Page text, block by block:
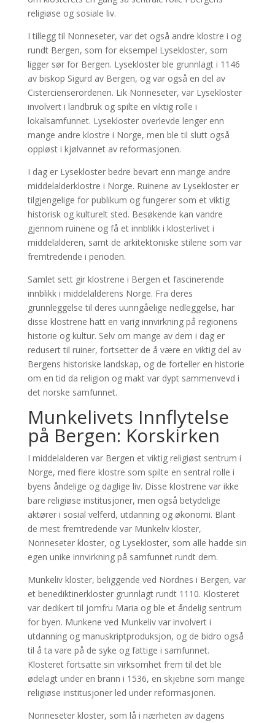
religiøse og sosiale liv.
I tillegg til Nonneseter, var det også andre klostre i og
rundt Bergen, som for eksempel Lysekloster, som
ligger sør for Bergen. Lysekloster ble grunnlagt i 1146
av biskop Sigurd av Bergen, og var også en del av
Cistercienserordenen. Lik Nonneseter, var Lysekloster
involvert i landbruk og spilte en viktig rolle i
lokalsamfunnet. Lysekloster overlevde lenger enn
mange andre klostre i Norge, men ble til slutt også
oppløst i kjølvannet av reformasjonen.
I dag er Lysekloster bedre bevart enn mange andre
middelalderklostre i Norge. Ruinene av Lysekloster er
tilgjengelige for publikum og fungerer som et viktig
historisk og kulturelt sted. Besøkende kan vandre
gjennom ruinene og få et innblikk i klosterlivet i
middelalderen, samt de arkitektoniske stilene som var
fremtredende i perioden.
Samlet sett gir klostrene i Bergen et fascinerende
innblikk i middelalderens Norge. Fra deres
grunnleggelse til deres uunngåelige nedleggelse, har
disse klostrene hatt en varig innvirkning på regionens
historie og kultur. Selv om mange av dem i dag er
redusert til ruiner, fortsetter de å være en viktig del av
Bergens historiske landskap, og de forteller en historie
om en tid da religion og makt var dypt sammenvevd i
det norske samfunnet.
Munkelivets Innflytelse
på Bergen: Korskirken
I middelalderen var Bergen et viktig religiøst sentrum i
Norge, med flere klostre som spilte en sentral rolle i
byens åndelige og daglige liv. Disse klostrene var ikke
bare religiøse institusjoner, men også betydelige
aktører i sosial velferd, utdanning og økonomi. Blant
de mest fremtredende var Munkeliv kloster,
Nonneseter kloster, og Lysekloster, som alle hadde sin
egen unike innvirkning på samfunnet rundt dem.
Munkeliv kloster, beliggende ved Nordnes i Bergen, var
et benediktinerkloster grunnlagt rundt 1110. Klosteret
var dedikert til jomfru Maria og ble et åndelig sentrum
for byen. Munkene ved Munkeliv var involvert i
utdanning og manuskriptproduksjon, og de bidro også
til å ta vare på de syke og fattige i samfunnet.
Klosteret fortsatte sin virksomhet frem til det ble
ødelagt under en brann i 1536, en skjebne som mange
religiøse institusjoner led under reformasjonen.
Nonneseter kloster, som lå i nærheten av dagens